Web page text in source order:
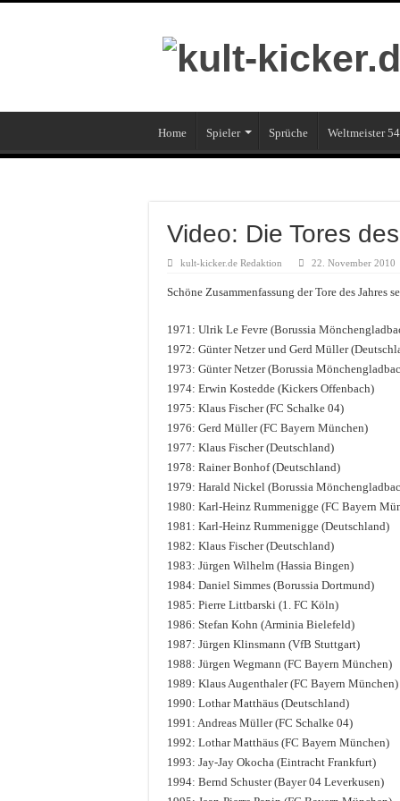
Home Spieler Sprüche Weltmeister 54
Video: Die Tores
kult-kicker.de Redaktion 22. November 2010
Schöne Zusammenfassung der Tore des Jahres
1971: Ulrik Le Fevre (Borussia
1972: Günter Netzer und Gerd Müller
1973: Günter Netzer (Borussia
1974: Erwin Kostedde (Kickers Offenbach)
1975: Klaus Fischer (FC Schalke 04)
1976: Gerd Müller (FC Bayern München)
1977: Klaus Fischer (Deutschland)
1978: Rainer Bonhof (Deutschland)
1979: Harald Nickel (Borussia
1980: Karl-Heinz Rummenigge (FC Bayern
1981: Karl-Heinz Rummenigge (Deutschland)
1982: Klaus Fischer (Deutschland)
1983: Jürgen Wilhelm (Hassia Bingen)
1984: Daniel Simmes (Borussia Dortmund)
1985: Pierre Littbarski (1. FC Köln)
1986: Stefan Kohn (Arminia Bielefeld)
1987: Jürgen Klinsmann (VfB Stuttgart)
1988: Jürgen Wegmann (FC Bayern München)
1989: Klaus Augenthaler (FC Bayern München)
1990: Lothar Matthäus (Deutschland)
1991: Andreas Müller (FC Schalke 04)
1992: Lothar Matthäus (FC Bayern München)
1993: Jay-Jay Okocha (Eintracht Frankfurt)
1994: Bernd Schuster (Bayer 04 Leverkusen)